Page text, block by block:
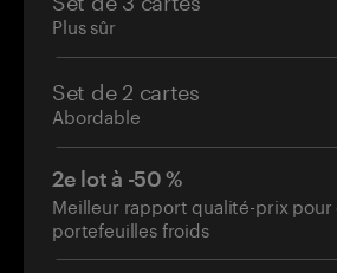
Plus sûr
Set de 2 cartes
Abordable
2e lot à -50 %
Meilleur rapport qualité-prix pour
portefeuilles froids